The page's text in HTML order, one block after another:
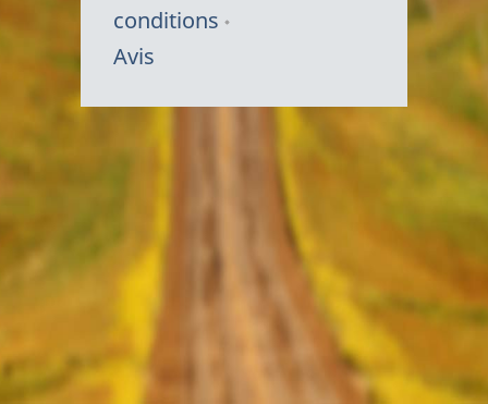
conditions
Avis
Symbole
Canada